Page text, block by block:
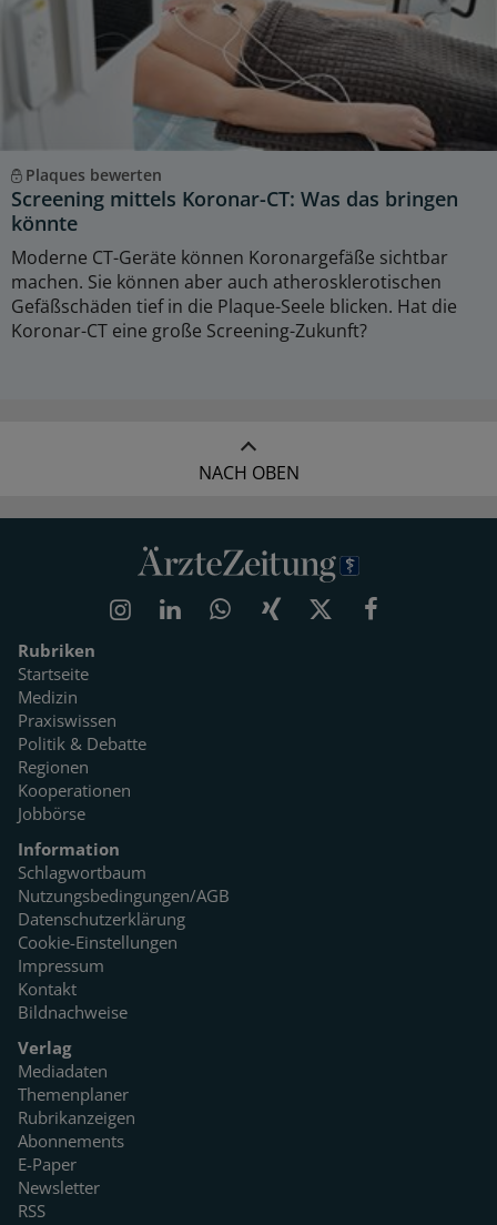
Plaques bewerten
Screening mittels Koronar-CT: Was das bringen
könnte
Moderne CT-Geräte können Koronargefäße sichtbar
machen. Sie können aber auch atherosklerotischen
Gefäßschäden tief in die Plaque-Seele blicken. Hat die
Koronar-CT eine große Screening-Zukunft?
NACH OBEN
Rubriken
Startseite
Medizin
Praxiswissen
Politik & Debatte
Regionen
Kooperationen
Jobbörse
Information
Schlagwortbaum
Nutzungsbedingungen/AGB
Datenschutzerklärung
Cookie-Einstellungen
Impressum
Kontakt
Bildnachweise
Verlag
Mediadaten
Themenplaner
Rubrikanzeigen
Abonnements
E-Paper
Newsletter
RSS